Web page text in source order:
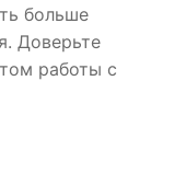
больше
Доверьте
работы с